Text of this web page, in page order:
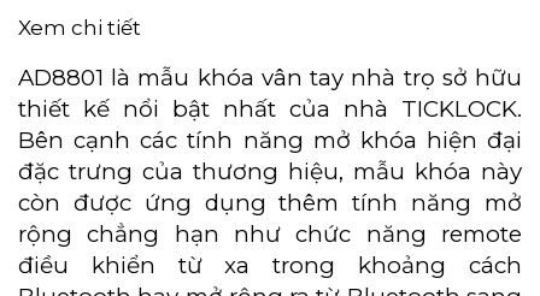
Xem chi tiết
AD8801 là mẫu khóa vân tay nhà trọ sở hữu
thiết kế nổi bật nhất của nhà TICKLOCK.
Bên cạnh các tính năng mở khóa hiện đại
đặc trưng của thương hiệu, mẫu khóa này
còn được ứng dụng thêm tính năng mở
rộng chẳng hạn như chức năng remote
điều khiển từ xa trong khoảng cách